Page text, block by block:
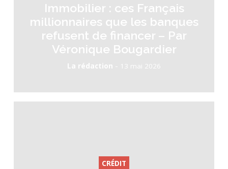
Immobilier : ces Français
millionnaires que les banques
refusent de financer – Par
Véronique Bougardier
La rédaction - 13 mai 2026
CRÉDIT